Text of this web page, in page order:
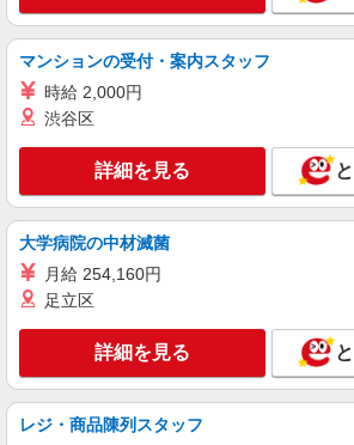
派遣社員
株式会社kotrio /●YK-H-1953704
関内駅▼綺麗なサ高住で
時給1600円〜2250円
横浜市中区【最寄り駅
キープ
派遣社員
株式会社kotrio /●YK-H-1818548
[ 綺麗 ]高級シニアマンシ
りなど/根岸駅
時給1600円〜2250円
通費全支給(ガソリン代含む
横浜市中区≪最寄駅：
マンションの受付・案内スタッフ
時給 2,000円
渋谷区
詳細を見る
大学病院の中材滅菌
月給 254,160円
足立区
詳細を見る
レジ・商品陳列スタッフ